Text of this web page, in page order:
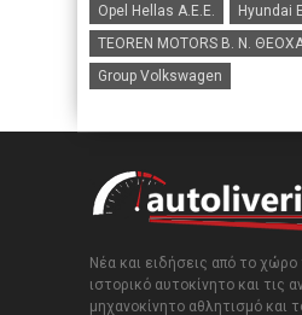
Opel Hellas A.E.E.
Hyundai
TEOREN MOTORS B. N.
Group Volkswagen
Νέα και ειδήσεις από το
ιστορικό αυτοκίνητο και τις
μηχανοκίνητο αθλητισμό και